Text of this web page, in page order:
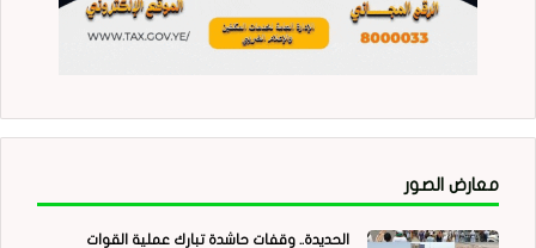
معارض الصور
الحديدة.. وقفات حاشدة تبارك عملية القوات